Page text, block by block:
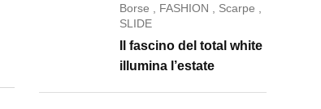
Borse
FASHION Scarpe
SLIDE
Il fascino del total white
illumina l’estate